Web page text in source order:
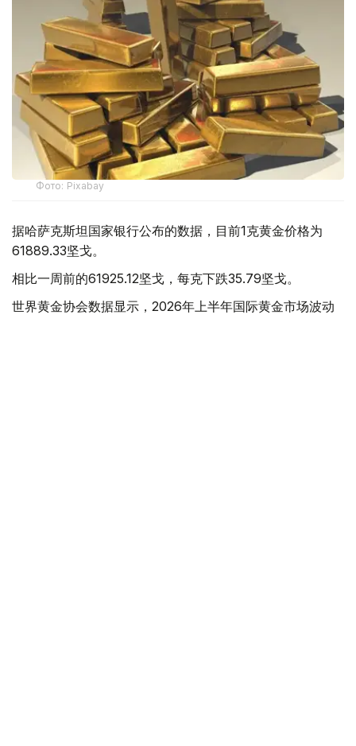
Фото: Pixabay
据哈萨克斯坦国家银行公布的数据，目前1克黄金价格为
61889.33坚戈。
相比一周前的61925.12坚戈，每克下跌35.79坚戈。
世界黄金协会数据显示，2026年上半年国际黄金市场波动